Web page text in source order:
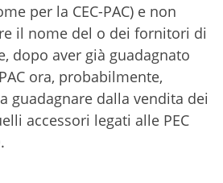
per la CEC-PAC) e non
il nome del o dei fornitori di
dopo aver già guadagnato
ora, probabilmente,
guadagnare dalla vendita dei
accessori legati alle PEC